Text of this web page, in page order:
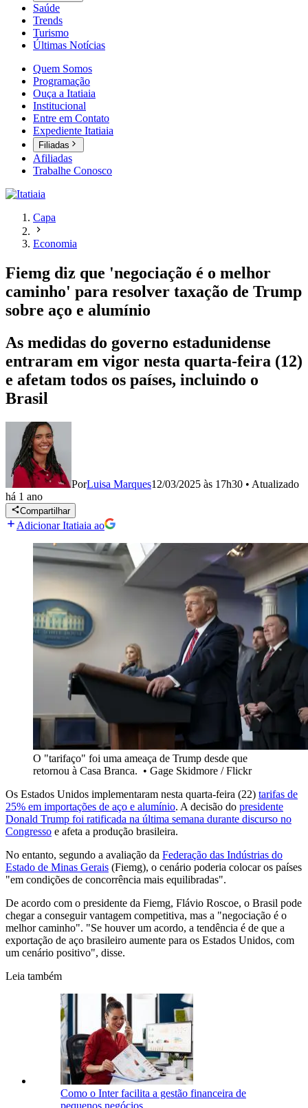
Saúde
Trends
Turismo
Últimas Notícias
Quem Somos
Programação
Ouça a Itatiaia
Institucional
Entre em Contato
Expediente Itatiaia
Filiadas
Afiliadas
Trabalhe Conosco
Capa
Economia
Fiemg diz que 'negociação é o melhor
caminho' para resolver taxação de Trump
sobre aço e alumínio
As medidas do governo estadunidense
entraram em vigor nesta quarta-feira (12)
e afetam todos os países, incluindo o
Brasil
PorLuisa Marques12/03/2025 às 17h30 • Atualizado
há 1 ano
Compartilhar
Adicionar Itatiaia ao
O "tarifaço" foi uma ameaça de Trump desde que
retornou à Casa Branca. • Gage Skidmore / Flickr
Os Estados Unidos implementaram nesta quarta-feira (22) tarifas de
25% em importações de aço e alumínio. A decisão do presidente
Donald Trump foi ratificada na última semana durante discurso no
Congresso e afeta a produção brasileira.
No entanto, segundo a avaliação da Federação das Indústrias do
Estado de Minas Gerais (Fiemg), o cenário poderia colocar os países
"em condições de concorrência mais equilibradas".
De acordo com o presidente da Fiemg, Flávio Roscoe, o Brasil pode
chegar a conseguir vantagem competitiva, mas a "negociação é o
melhor caminho". "Se houver um acordo, a tendência é de que a
exportação de aço brasileiro aumente para os Estados Unidos, com
um cenário positivo", disse.
Leia também
Como o Inter facilita a gestão financeira de